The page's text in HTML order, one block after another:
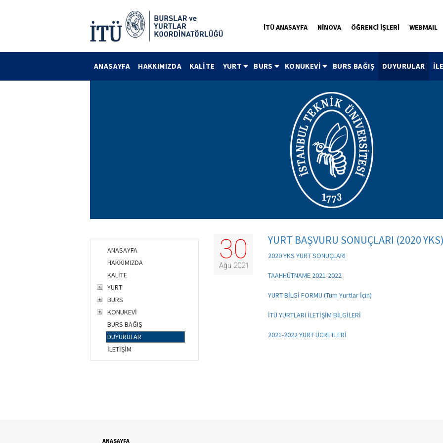
İTÜ ANASAYFA NİNOVA ÖĞRENCİ İŞLERİ WEBMAIL
ANASAYFA HAKKIMIZDA KALİTE YURT BURS KONUKEVİ BURS BAĞIŞ DUYURULAR
ANASAYFA
HAKKIMIZDA
KALİTE
YURT
BURS
KONUKEVİ
BURS BAĞIŞ
DUYURULAR
İLETİŞİM
30
Ağu 2021
YURT BAŞVURU SONUÇLARI (2020
2020 YKS YURT SONUÇLARI
TAAHHÜTNAME 2021-2022
YURT BİLGİ FORMU (Tüm Yurtlar İçin)
İTÜ YURTLARI İLETİŞİM BİLGİLERİ
2021-2022 YURT ÜCRETLERİ
ANASAYFA